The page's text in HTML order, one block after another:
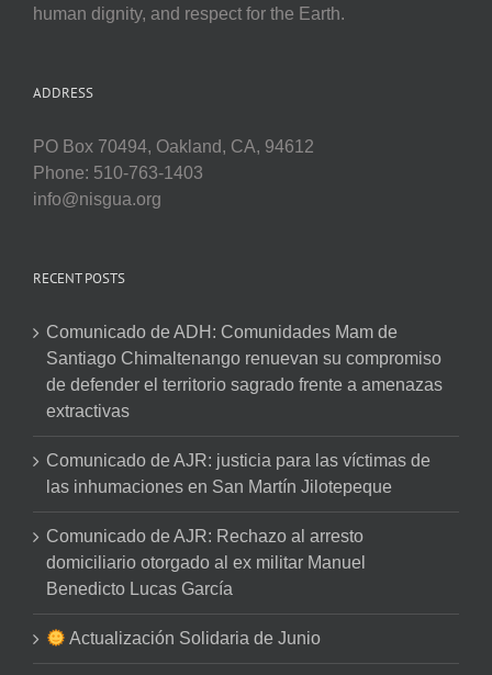
human dignity, and respect for the Earth.
ADDRESS
PO Box 70494, Oakland, CA, 94612
Phone: 510-763-1403
info@nisgua.org
RECENT POSTS
Comunicado de ADH: Comunidades Mam de
Santiago Chimaltenango renuevan su compromiso
de defender el territorio sagrado frente a amenazas
extractivas
Comunicado de AJR: justicia para las víctimas de
las inhumaciones en San Martín Jilotepeque
Comunicado de AJR: Rechazo al arresto
domiciliario otorgado al ex militar Manuel
Benedicto Lucas García
Actualización Solidaria de Junio